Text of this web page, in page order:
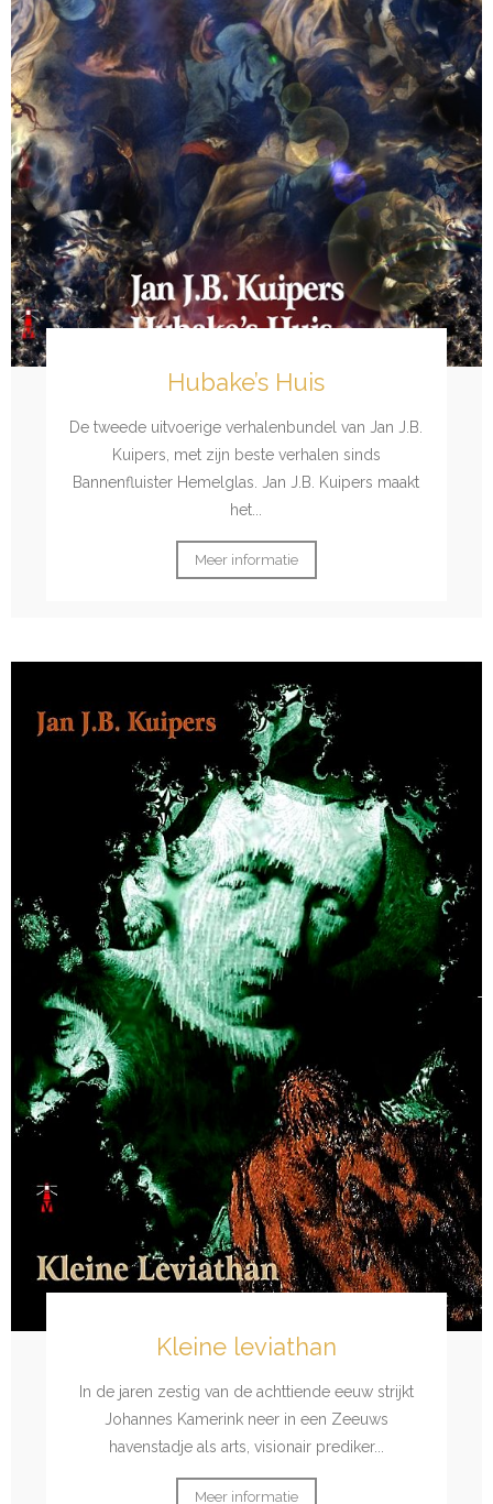
Hubake’s Huis
De tweede uitvoerige verhalenbundel van Jan J.B.
Kuipers, met zijn beste verhalen sinds
Bannenfluister Hemelglas. Jan J.B. Kuipers maakt
het...
Meer informatie
Kleine leviathan
In de jaren zestig van de achttiende eeuw strijkt
Johannes Kamerink neer in een Zeeuws
havenstadje als arts, visionair prediker...
Meer informatie